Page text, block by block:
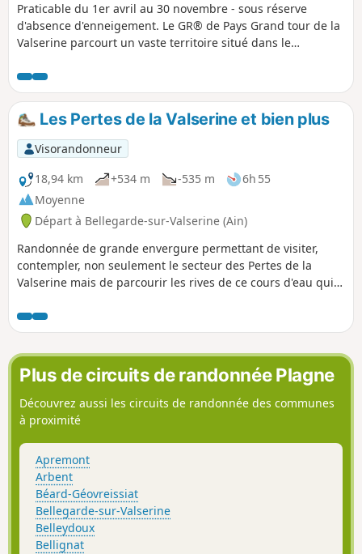
Praticable du 1er avril au 30 novembre - sous réserve
d'absence d'enneigement. Le GR® de Pays Grand tour de la
Valserine parcourt un vaste territoire situé dans le
le parc naturel régional du Haut-Jura, en traversant les
paysages contrastés du plateau de Retord, de la vallée de la
Valserine, du pays de Gex et de la Haute Chaîne du Jura.
Une partie du parcours traverse la Réserve Naturelle
Nationale de la Haute Chaîne du Jura, soumise à une
réglementation spécifique :Les chiens sont interdits, même
tenus en laisse, ainsi que le bivouac en tente.Merci de
respecter ces règles pour préserver la richesse de cet
environnement exceptionnel.
Les Pertes de la Valserine et bien plus
Visorandonneur
18,94 km
+534 m -535 m
6h 55
Moyenne
Départ à Bellegarde-sur-Valserine (Ain)
Randonnée de grande envergure permettant de visiter,
contempler, non seulement le secteur des Pertes de la
Valserine mais de parcourir les rives de ce cours d'eau qui a
permis une activité industrielle au XIXe siècle.
Plus de circuits de randonnée Plagne
Découvrez aussi les circuits de randonnée des communes
à proximité
Apremont
Arbent
Béard-Géovreissiat
Bellegarde-sur-Valserine
Belleydoux
Bellignat